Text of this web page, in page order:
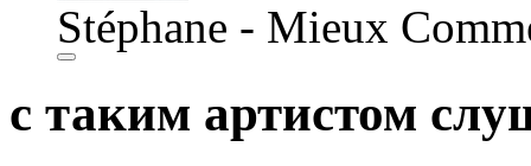
Stéphane - Mieux
с таким артистом